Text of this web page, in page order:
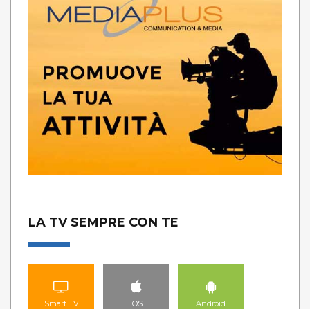
LA TV SEMPRE CON TE
Smart TV IOS Android